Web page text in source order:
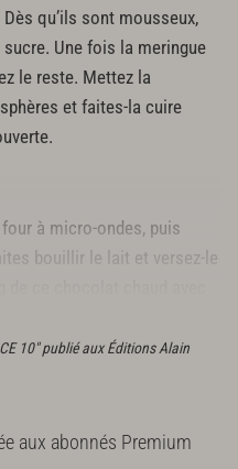
qu’ils sont mousseux,
Une fois la meringue
le reste. Mettez la
et faites-la cuire
à micro-ondes, puis
bouillir le lait et versez-le
10" publié aux Éditions Alain
aux abonnés Premium